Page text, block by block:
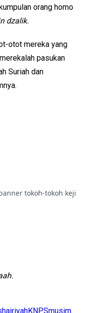
orang homo
dzalik.
otot mereka yang
pasukan
Suriah dan
tokoh-tokoh keji
KNPSmusim